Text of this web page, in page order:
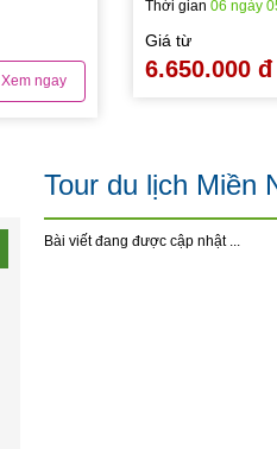
Xem ngay
Thời gian 06 ngày
Giá từ
6.650.000 đ
Tour du lịch Miền
Bài viết đang được cập nhật ...